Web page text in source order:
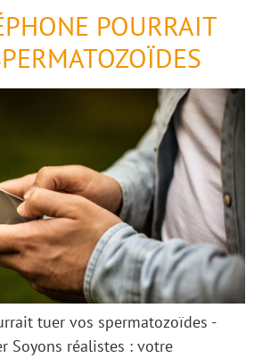
POURRAIT
tuer vos spermatozoïdes -
Soyons réalistes : votre